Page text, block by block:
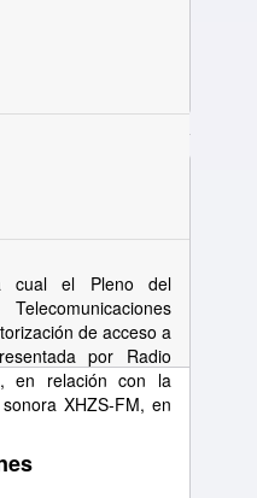
cual el Pleno del
de acceso a
por Radio
en relación con la
XHZS-FM, en